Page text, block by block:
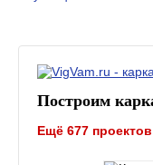
Построим
Ещё 677 проектов